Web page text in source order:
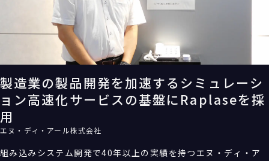
製造業の製品開発を加速するシミュレーシ
ョン高速化サービスの基盤にRaplaseを採
用
エヌ・ディ・アール株式会社
組み込みシステム開発で40年以上の実績を持つエヌ・ディ・ア